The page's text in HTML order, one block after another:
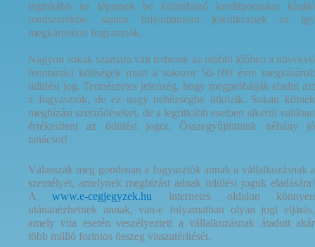
leginkább ne lépjenek be különböző kreditpontokat kínáló
rendszerekbe, sajnos folyamatosan jelentkeznek az így
megkárosított fogyasztók.
Nagyon sokak számára vált terhessé az utóbbi időben a növekvő
fenntartási költségek miatt a sokszor 50-100 évre megvásárolt
üdülési jog. Természetes jelenség, hogy megpróbálják eladni azt
a fogyasztók, de ez nagy nehézségbe ütközik. Sokan kötnek
megbízási szerződéseket, de a legritkább esetben sikerül valóban
értékesíteni az üdülési jogot. Összegyűjtöttünk néhány jó
tanácsot!
Válasszák meg gondosan a fogyasztók annak a vállalkozásnak a
személyét, amelynek megbízást adnak üdülési joguk eladására!
Awww.e-cegjegyzek.hu internetes oldalon könnyen
utánanézhetnek annak, van-e folyamatban olyan jogi eljárás,
amely vita esetén veszélyezteti a vállalkozásnak átadott akár
több millió forintos összeg visszatérítését.